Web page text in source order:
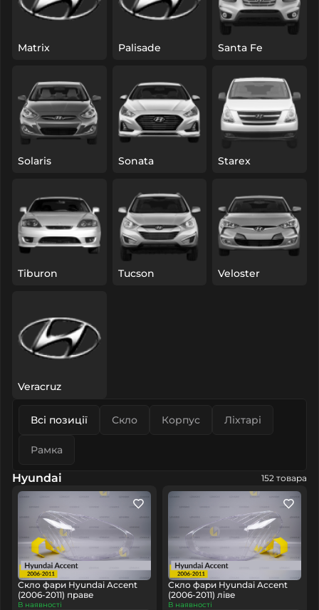
Matrix Palisade Santa Fe
Solaris Sonata Starex
Tiburon Tucson Veloster
Veracruz
Всі позиції Скло Корпус Ліхтарі
Рамка
Hyundai 152 товара
Скло фари Hyundai Accent
(2006-2011) праве
В наявності
Скло фари Hyundai Accent
(2006-2011) ліве
В наявності